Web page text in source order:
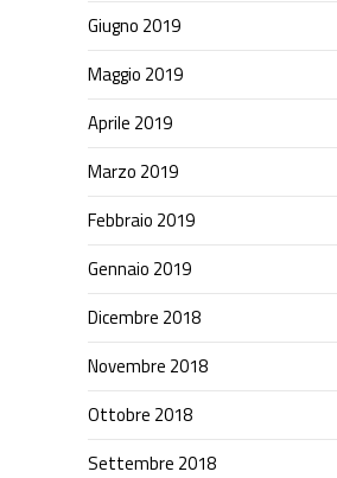
Giugno 2019
Maggio 2019
Aprile 2019
Marzo 2019
Febbraio 2019
Gennaio 2019
Dicembre 2018
Novembre 2018
Ottobre 2018
Settembre 2018